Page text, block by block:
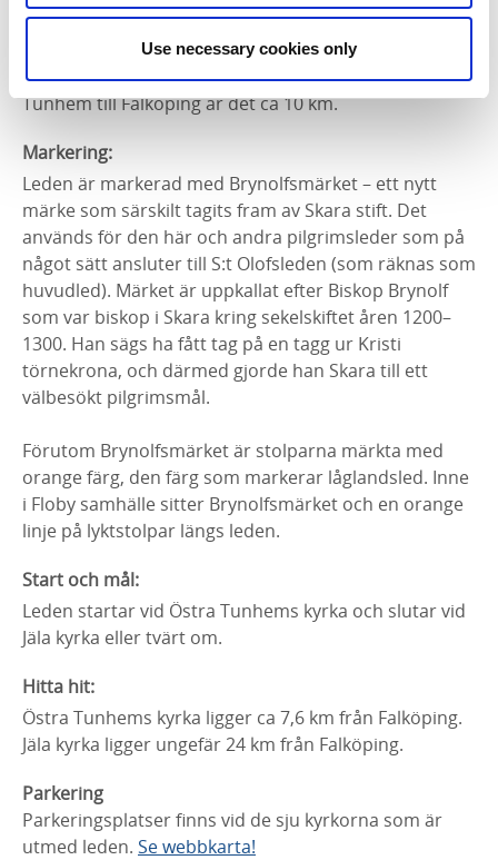
Use necessary cookies only
Östra Tunhem till PilgrimsledenFalköping - Varnhem
som är markerad med S:t Olofs märket. Från Östra
Tunhem till Varnhem är det ca 34 km och från Östra
Tunhem till Falköping är det ca 10 km.
Markering:
Leden är markerad med Brynolfsmärket – ett nytt
märke som särskilt tagits fram av Skara stift. Det
används för den här och andra pilgrimsleder som på
något sätt ansluter till S:t Olofsleden (som räknas som
huvudled). Märket är uppkallat efter Biskop Brynolf
som var biskop i Skara kring sekelskiftet åren 1200–
1300. Han sägs ha fått tag på en tagg ur Kristi
törnekrona, och därmed gjorde han Skara till ett
välbesökt pilgrimsmål.
Förutom Brynolfsmärket är stolparna märkta med
orange färg, den färg som markerar låglandsled. Inne
i Floby samhälle sitter Brynolfsmärket och en orange
linje på lyktstolpar längs leden.
Start och mål:
Leden startar vid Östra Tunhems kyrka och slutar vid
Jäla kyrka eller tvärt om.
Hitta hit:
Östra Tunhems kyrka ligger ca 7,6 km från Falköping.
Jäla kyrka ligger ungefär 24 km från Falköping.
Parkering
Parkeringsplatser finns vid de sju kyrkorna som är
utmed leden. Se webbkarta!